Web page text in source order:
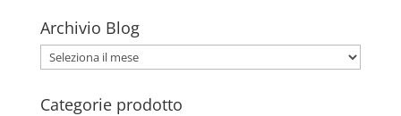
Archivio Blog
Archivio
Blog
Categorie prodotto